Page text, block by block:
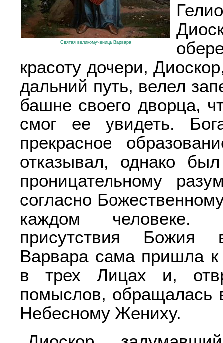
Святая великомученица Варвара
красоту дочери,
дальний путь, велел
башне своего дворца,
смог ее увидеть.
прекрасное
отказывал, однако
проницательному
согласно
каждом человеке.
присутствия Божия
Варвара сама пришла к
в трех Лицах и,
помыслов, обращалась
Небесному Жениху.